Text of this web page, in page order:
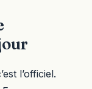
l’officiel.